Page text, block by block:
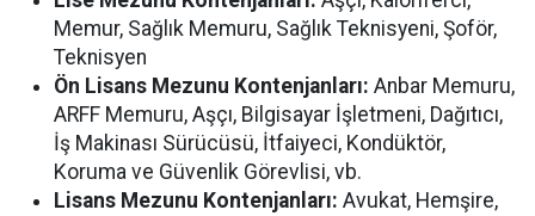
Memur, Sağlık Memuru, Sağlık Teknisyeni, Şoför,
Teknisyen
Ön Lisans Mezunu Kontenjanları: Anbar Memuru,
ARFF Memuru, Aşçı, Bilgisayar İşletmeni, Dağıtıcı,
İş Makinası Sürücüsü, İtfaiyeci, Kondüktör,
Koruma ve Güvenlik Görevlisi, vb.
Lisans Mezunu Kontenjanları: Avukat, Hemşire,